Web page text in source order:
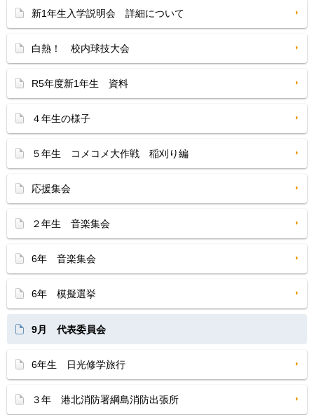
新1年生入学説明会 詳細について
白熱！ 校内球技大会
R5年度新1年生 資料
４年生の様子
５年生 コメコメ大作戦 稲刈り編
応援集会
２年生 音楽集会
6年 音楽集会
6年 模擬選挙
9月 代表委員会
6年生 日光修学旅行
３年 港北消防署綱島消防出張所